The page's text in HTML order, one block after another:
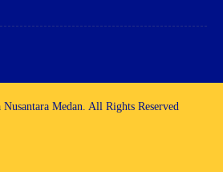
Medan. All Rights Reserved